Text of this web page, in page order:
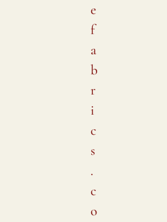
e
f
a
b
r
i
c
s
.
c
o